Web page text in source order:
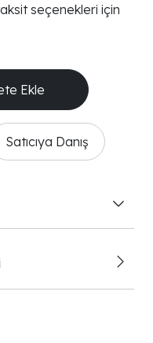
seçenekleri için
Satıcıya Danış